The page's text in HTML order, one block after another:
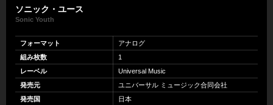
ソニック・ユース
Sonic Youth
フォーマット
アナログ
組み枚数
1
レーベル
Universal Music
発売元
ユニバーサル ミュージック合同会社
発売国
日本